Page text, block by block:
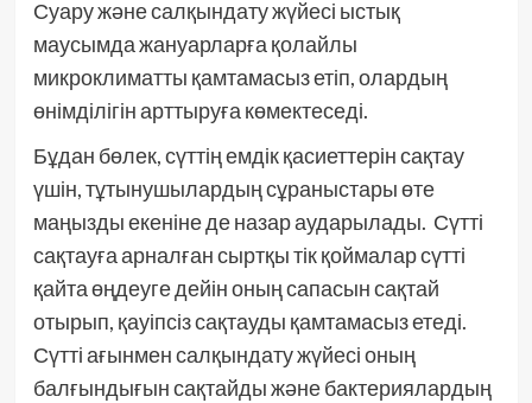
Суару және салқындату жүйесі ыстық
маусымда жануарларға қолайлы
микроклиматты қамтамасыз етіп, олардың
өнімділігін арттыруға көмектеседі.
Бұдан бөлек, сүттің емдік қасиеттерін сақтау
үшін, тұтынушылардың сұраныстары өте
маңызды екеніне де назар аударылады. Сүтті
сақтауға арналған сыртқы тік қоймалар сүтті
қайта өңдеуге дейін оның сапасын сақтай
отырып, қауіпсіз сақтауды қамтамасыз етеді.
Сүтті ағынмен салқындату жүйесі оның
балғындығын сақтайды және бактериялардың